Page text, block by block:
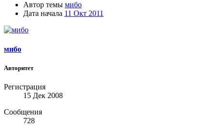
Автор темы мибо
Дата начала 11 Окт 2011
мибо
Авторитет
Регистрация
15 Дек 2008
Сообщения
728